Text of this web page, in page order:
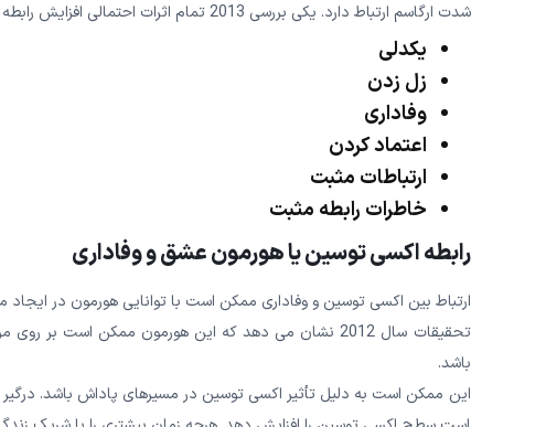
شدت ارگاسم ارتباط دارد. یکی بررسی 2013 تمام اثرات احتمالی افزایش رابطه اکسی توسین را نشان داده است. برخی از این موارد، عبارتند از:
یکدلی
زل زدن
وفاداری
اعتماد کردن
ارتباطات مثبت
خاطرات رابطه مثبت
رابطه اکسی توسین یا هورمون عشق و وفاداری
ارتباط بین اکسی توسین و وفاداری ممکن است با توانایی هورمون در ایجاد
تحقیقات سال 2012 نشان می دهد که این هورمون ممکن است
باشد.
این ممکن است به دلیل تأثیر اکسی توسین در مسیرهای پاداش باشد.